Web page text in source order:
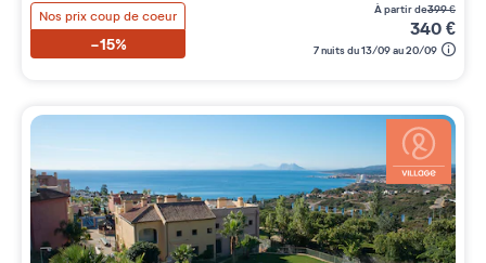
Nos prix coup de coeur
-15%
à partir de399€
340€
7 nuits du 13/09 au 20/09